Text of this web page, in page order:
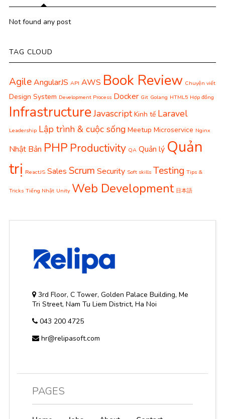
Not found any post
TAG CLOUD
AgileAngularJS API AWS Book Review Chuyện viết
Design System Development Process Docker Git Golang HTML5 Hợp đồng
InfrastructureJavascript Kinh tế Laravel
Leadership Lập trình & cuộc sống Meetup Microservice Nginx
Nhật Bản PHP Productivity QA Quản lý Quản
trị ReactJS Sales Scrum Security Soft skills Testing Tips &
Tricks Tiếng Nhật Unity Web Development 日本語
3rd Floor, C Tower, Golden Palace Building, Me
Tri Street, Nam Tu Liem District, Ha Noi
043 200 4725
hr@relipasoft.com
PAGES